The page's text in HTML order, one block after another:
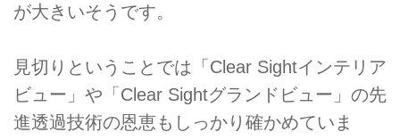
が大きいそうです。
見切りということでは「Clear Sightインテリア
ビュー」や「Clear Sightグランドビュー」の先
進透過技術の恩恵もしっかり確かめていま